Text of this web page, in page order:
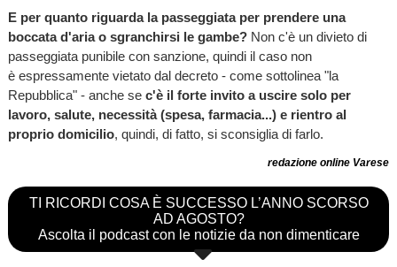
E per quanto riguarda la passeggiata per prendere una
boccata d'aria o sgranchirsi le gambe?Non c'è un divieto di
passeggiata punibile con sanzione, quindi il caso non
è espressamente vietato dal decreto - come sottolinea "la
Repubblica" - anche se c'è il forte invito a uscire solo per
lavoro, salute, necessità (spesa, farmacia...) e rientro al
proprio domicilio, quindi, di fatto, si sconsiglia di farlo.
redazione online Varese
TI RICORDI COSA È SUCCESSO L’ANNO SCORSO
AD AGOSTO?
Ascolta il podcast con le notizie da non dimenticare